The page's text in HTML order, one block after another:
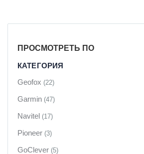
ПРОСМОТРЕТЬ ПО
КАТЕГОРИЯ
Geofox (22)
Garmin (47)
Navitel (17)
Pioneer (3)
GoClever (5)